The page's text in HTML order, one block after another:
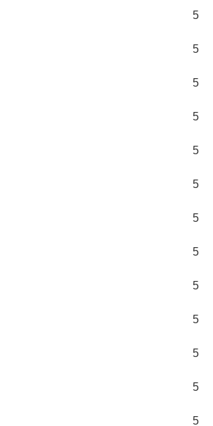
5
5
5
5
5
5
5
5
5
5
5
5
5